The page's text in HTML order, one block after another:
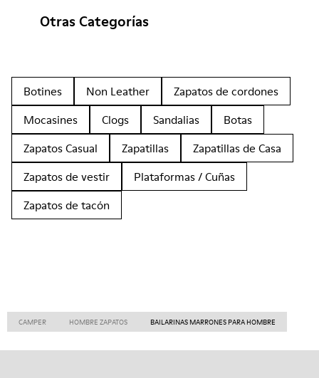
Otras Categorías
Botines Non Leather
Zapatos de cordones
Mocasines
Clogs Sandalias
Botas
Zapatos Casual
Zapatillas
Zapatillas de Casa
Zapatos de vestir
Plataformas / Cuñas
Zapatos de tacón
CAMPER HOMBRE ZAPATOS BAILARINAS MARRONES PARA HOMBRE